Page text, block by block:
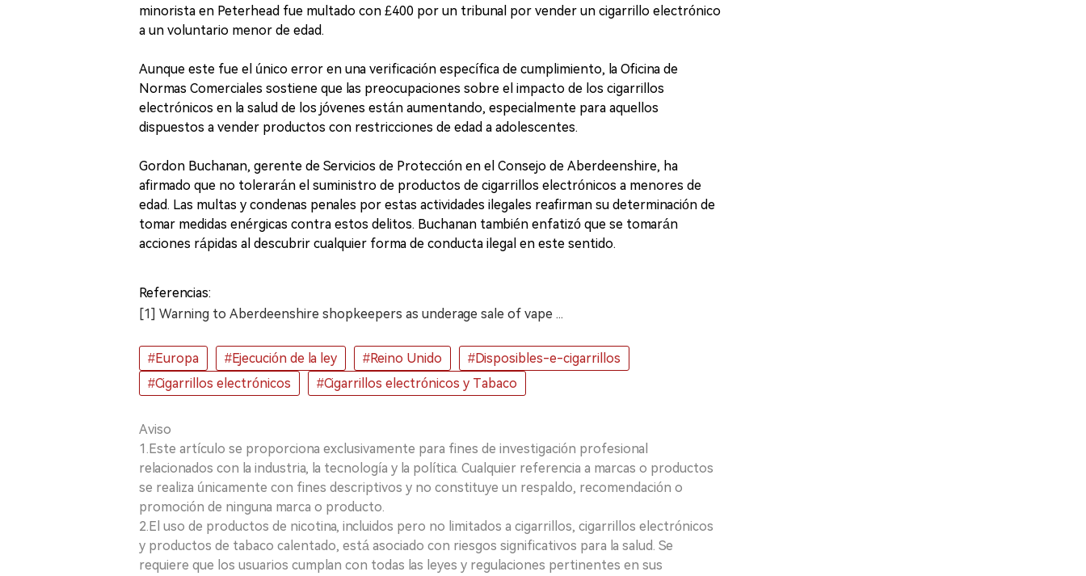
minorista en Peterhead fue multado con £400 por un tribunal por vender un cigarrillo electrónico
a un voluntario menor de edad.
Aunque este fue el único error en una verificación específica de cumplimiento, la Oficina de
Normas Comerciales sostiene que las preocupaciones sobre el impacto de los cigarrillos
electrónicos en la salud de los jóvenes están aumentando, especialmente para aquellos
dispuestos a vender productos con restricciones de edad a adolescentes.
Gordon Buchanan, gerente de Servicios de Protección en el Consejo de Aberdeenshire, ha
afirmado que no tolerarán el suministro de productos de cigarrillos electrónicos a menores de
edad. Las multas y condenas penales por estas actividades ilegales reafirman su determinación de
tomar medidas enérgicas contra estos delitos. Buchanan también enfatizó que se tomarán
acciones rápidas al descubrir cualquier forma de conducta ilegal en este sentido.
Referencias:
[1] Warning to Aberdeenshire shopkeepers as underage sale of vape ...
#Europa #Ejecución de la ley #Reino Unido
#Disposibles-e-cigarrillos
#Cigarrillos electrónicos
#Cigarrillos electrónicos y Tabaco
Aviso
1.Este artículo se proporciona exclusivamente para fines de investigación profesional
relacionados con la industria, la tecnología y la política. Cualquier referencia a marcas o productos
se realiza únicamente con fines descriptivos y no constituye un respaldo, recomendación o
promoción de ninguna marca o producto.
2.El uso de productos de nicotina, incluidos pero no limitados a cigarrillos, cigarrillos electrónicos
y productos de tabaco calentado, está asociado con riesgos significativos para la salud. Se
requiere que los usuarios cumplan con todas las leyes y regulaciones pertinentes en sus